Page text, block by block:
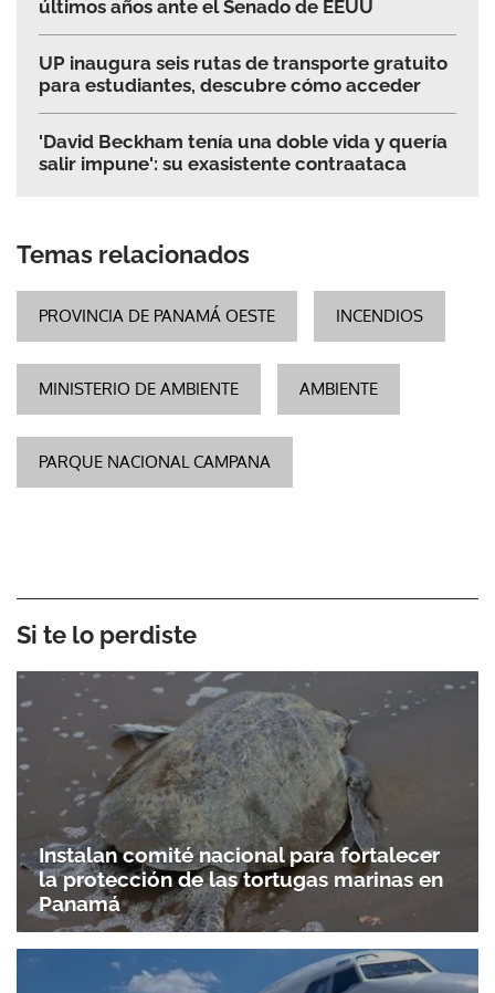
últimos años ante el Senado de EEUU
UP inaugura seis rutas de transporte gratuito
para estudiantes, descubre cómo acceder
'David Beckham tenía una doble vida y quería
salir impune': su exasistente contraataca
Temas relacionados
PROVINCIA DE PANAMÁ OESTE INCENDIOS
MINISTERIO DE AMBIENTE AMBIENTE
PARQUE NACIONAL CAMPANA
Si te lo perdiste
Instalan comité nacional para fortalecer
la protección de las tortugas marinas en
Panamá